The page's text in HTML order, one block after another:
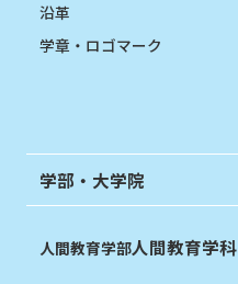
沿革
学章・ロゴマーク
学部・大学院
人間教育学部人間教育学科